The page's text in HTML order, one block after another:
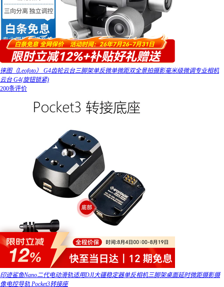
徕图（Leofoto） G4齿轮云台三脚架单反微单微距双全景拍摄影毫米级微调专业相机
云台 G4(旋钮锁紧)
200条评价
印迹鲨鱼Nano二代电动滑轨适用DJI大疆稳定器单反相机三脚架桌面延时微距摄影摄
像电控导轨 Pocket3转接座